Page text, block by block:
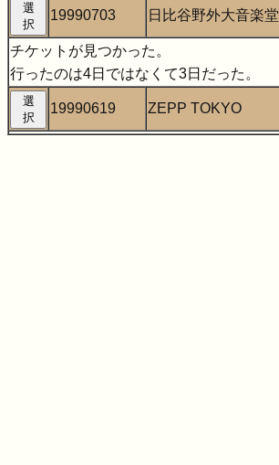
選
択
19990703 日比谷野外大音楽堂
チケットが見つかった。
行ったのは4日ではなくて3日だった。
選
択
19990619 ZEPP TOKYO